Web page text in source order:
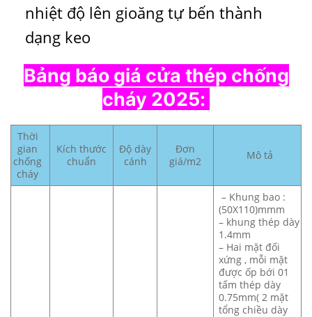
nhiệt độ lên gioăng tự bến thành
dạng keo
Bảng báo giá cửa thép chống
cháy 2025:
Thời
gian
chống
cháy
Kích thước
chuẩn
Độ dày
cánh
Đơn
giá/m2
Mô tả
– Khung bao :
(50X110)mmm
– khung thép dày
1.4mm
– Hai mặt đối
xứng , mỗi mặt
được ốp bới 01
tấm thép dày
0.75mm( 2 mặt
tổng chiều dày